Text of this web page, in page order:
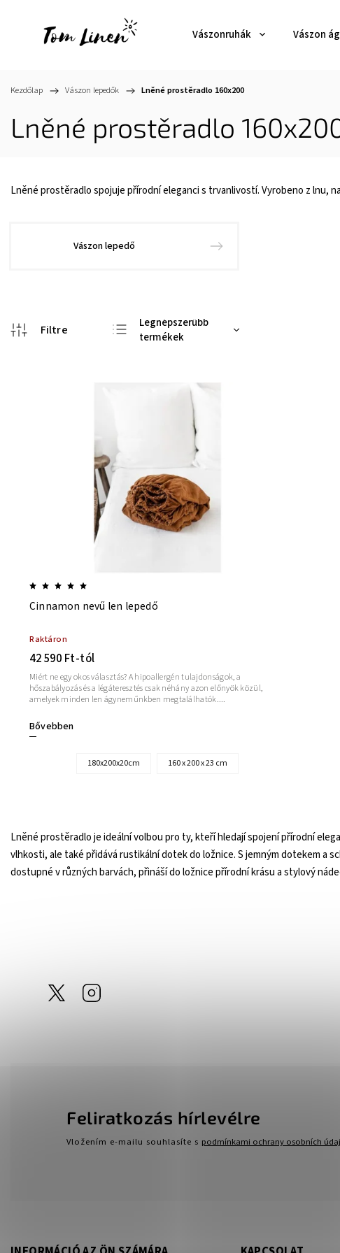
Vászonruhák Vászon
Kezdőlap / Vászon lepedők / Lněné prostěradlo 160x200
Lněné prostěradlo
Lněné prostěradlo spojuje přírodní eleganci s trvanlivostí. Vyrobeno z lnu,
Vászon lepedő
Legnépszerűbb
termékek
ABC szerint
Cinnamon nevű len lepedő
Raktáron
42 590 Ft-tól
Bővebben
Miért ne egy okos választás? A hipoallergén tulajdonságok, a
hőszabályozás és a légáteresztés csak néhány azon előnyök közül,
amelyek minden len ágyneműnkben megtalálhatók....
180x200x20cm 160 x 200 x 23 cm
Lněné prostěradlo je ideální volbou pro ty, kteří hledají spojení přírodní
vlhkosti, ale také přidává rustikální dotek do ložnice. S jemným dotekem a
dostupné v různých barvách, přináší do ložnice přírodní krásu a stylový
@tom_linen
Feliratkozás hírlevélre
Vložením e-mailu souhlasíte s podmínkami ochrany osobních